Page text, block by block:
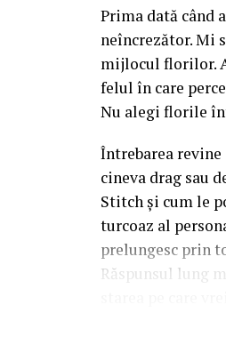
Prima dată când
neîncrezător. Mi
mijlocul florilor.
felul în care
Nu alegi florile
Întrebarea revine
cineva drag sau
Stitch și cum le
turcoaz al
prelungesc prin
Răspunsul lung